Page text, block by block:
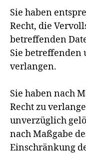
Sie haben
Recht, die
betreffenden
Sie betreffenden
verlangen.
Sie haben nach
Recht zu
unverzüglich
nach Maßgabe
Einschränkung